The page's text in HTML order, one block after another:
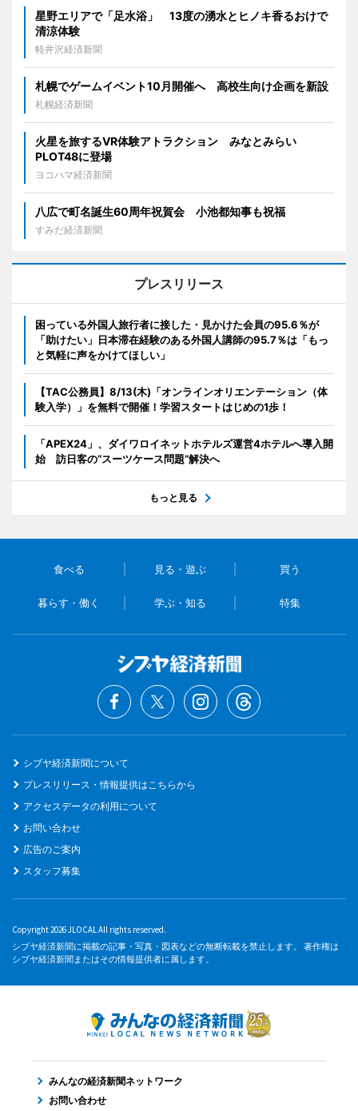
星野エリアで「足水浴」 13度の湧水とヒノキ香るおけで
清涼体験
軽井沢経済新聞
札幌でゲームイベント10月開催へ 高校生向け企画を新設
札幌経済新聞
火星を旅するVR体験アトラクション みなとみらい
PLOT48に登場
ヨコハマ経済新聞
八広で町名誕生60周年祝賀会 小池都知事も祝福
すみだ経済新聞
プレスリリース
困っている外国人旅行者に接した・見かけた会員の95.6％が
「助けたい」日本滞在経験のある外国人講師の95.7％は「もっ
と気軽に声をかけてほしい」
【TAC公務員】8/13(木)「オンラインオリエンテーション（体
験入学）」を無料で開催！学習スタートはじめの1歩！
「APEX24」、ダイワロイネットホテルズ運営4ホテルへ導入開
始 訪日客の“スーツケース問題”解決へ
もっと見る
食べる 見る・遊ぶ 買う
暮らす・働く 学ぶ・知る 特集
シブヤ経済新聞について
プレスリリース・情報提供はこちらから
アクセスデータの利用について
お問い合わせ
広告のご案内
スタッフ募集
Copyright 2026 JLOCAL All rights reserved.
シブヤ経済新聞に掲載の記事・写真・図表などの無断転載を禁止します。 著作権は
シブヤ経済新聞またはその情報提供者に属します。
みんなの経済新聞ネットワーク
お問い合わせ